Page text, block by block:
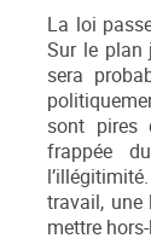
La loi
Sur le plan
sera
sont pires
frappée
travail, une
mettre